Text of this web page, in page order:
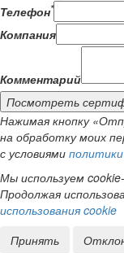
Телефон*
Компания
Комментарий
Посмотреть
Нажимая кнопку
на обработку моих
с условиями
Мы используем
Продолжая
использования cookie
Принять